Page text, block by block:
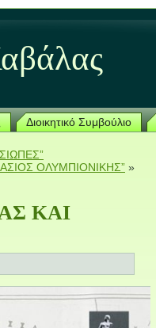
Διοικητικό Συμβούλιο
ΟΛΥΜΠΙΟΝΙΚΗΣ” »
ΚΑΙ